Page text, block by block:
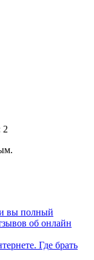
2
вы полный
об онлайн
Где брать